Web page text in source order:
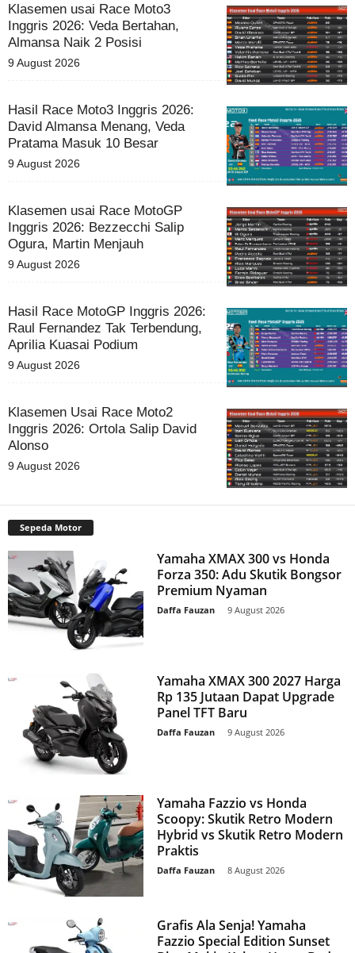
Klasemen usai Race Moto3
Inggris 2026: Veda Bertahan,
Almansa Naik 2 Posisi
9 August 2026
Hasil Race Moto3 Inggris 2026:
David Almansa Menang, Veda
Pratama Masuk 10 Besar
9 August 2026
Klasemen usai Race MotoGP
Inggris 2026: Bezzecchi Salip
Ogura, Martin Menjauh
9 August 2026
Hasil Race MotoGP Inggris 2026:
Raul Fernandez Tak Terbendung,
Aprilia Kuasai Podium
9 August 2026
Klasemen Usai Race Moto2
Inggris 2026: Ortola Salip David
Alonso
9 August 2026
Sepeda Motor
Yamaha XMAX 300 vs Honda
Forza 350: Adu Skutik Bongsor
Premium Nyaman
Daffa Fauzan 9 August 2026
Yamaha XMAX 300 2027 Harga
Rp 135 Jutaan Dapat Upgrade
Panel TFT Baru
Daffa Fauzan 9 August 2026
Yamaha Fazzio vs Honda
Scoopy: Skutik Retro Modern
Hybrid vs Skutik Retro Modern
Praktis
Daffa Fauzan 8 August 2026
Grafis Ala Senja! Yamaha
Fazzio Special Edition Sunset